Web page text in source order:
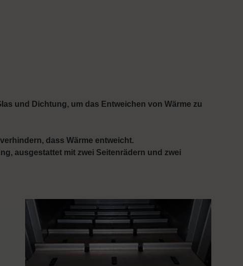
und Dichtung, um das Entweichen von Wärme zu
dass Wärme entweicht.
ausgestattet mit zwei Seitenrädern und zwei